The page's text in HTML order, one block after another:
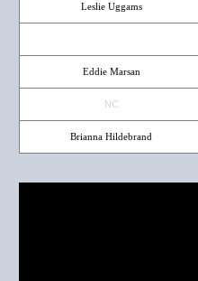
Leslie Uggams
Eddie Marsan
NC
Brianna Hildebrand